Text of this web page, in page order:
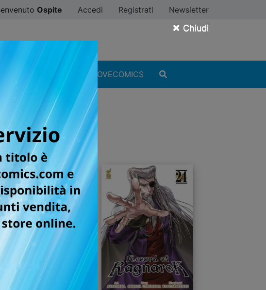
× Chiudi
Ospite Accedi Registrati Newsletter
#ILOVEMANGA #ILOVECOMICS